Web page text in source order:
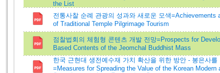
the List
전통사찰 순례 관광의 성과와 새로운 모색=Achievements
of Traditional Temple Pilgrimage Tourism
점찰법회의 체험형 콘텐츠 개발 전망=Prospects for
Based Contents of the Jeomchal Buddhist Mass
한국 근현대 생전예수재 가치 확산을 위한 방안 - 봉은사를
=Measures for Spreading the Value of the Korean Modern